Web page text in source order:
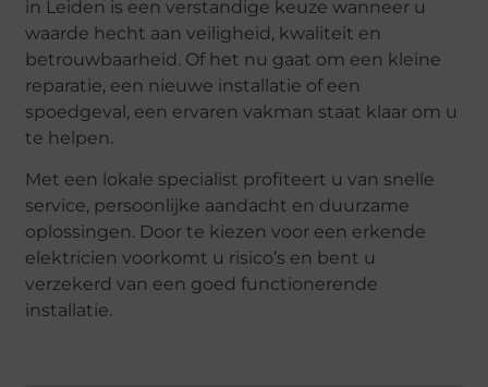
in Leiden is een verstandige keuze wanneer u
waarde hecht aan veiligheid, kwaliteit en
betrouwbaarheid. Of het nu gaat om een kleine
reparatie, een nieuwe installatie of een
spoedgeval, een ervaren vakman staat klaar om u
te helpen.
Met een lokale specialist profiteert u van snelle
service, persoonlijke aandacht en duurzame
oplossingen. Door te kiezen voor een erkende
elektricien voorkomt u risico’s en bent u
verzekerd van een goed functionerende
installatie.